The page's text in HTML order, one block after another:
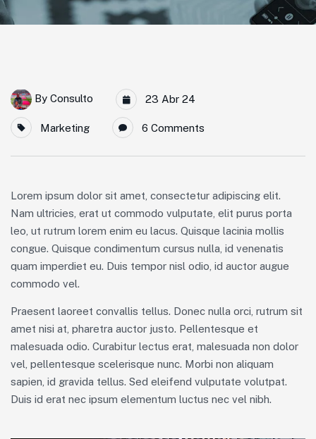
By Consulto 23 Abr 24
Marketing 6 Comments
Lorem ipsum dolor sit amet, consectetur adipiscing elit.
Nam ultricies, erat ut commodo vulputate, elit purus porta
leo, ut rutrum lorem enim eu lacus. Quisque lacinia mollis
congue. Quisque condimentum cursus nulla, id venenatis
quam imperdiet eu. Duis tempor nisl odio, id auctor augue
commodo vel.
Praesent laoreet convallis tellus. Donec nulla orci, rutrum sit
amet nisi at, pharetra auctor justo. Pellentesque et
malesuada odio. Curabitur lectus erat, malesuada non dolor
vel, pellentesque scelerisque nunc. Morbi non aliquam
sapien, id gravida tellus. Sed eleifend vulputate volutpat.
Duis id erat nec ipsum elementum luctus nec vel nibh.